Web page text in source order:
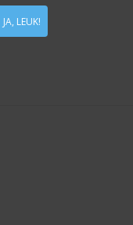
in een
hebben het eerste
tweede groeiseizoen
van bloemetjes
direct veel kleur wil:
JA, LEUK!